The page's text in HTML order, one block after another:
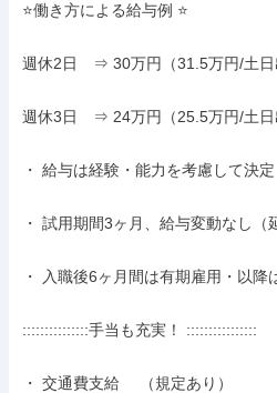
⭐働き方による給与例 ⭐
週休2日　⇒ 30万円（31.5万円/土日
週休3日　⇒ 24万円（25.5万円/土日
・ 給与は経験・能力を考慮して決定
・ 試用期間3ヶ月、給与変動なし（
・ 入職後6ヶ月間は有期雇用・以降
:::::::::::::::手当も充実！ ::::::::::::::::
・ 交通費支給　 （規定あり）